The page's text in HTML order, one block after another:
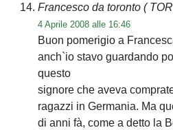
Francesco da toronto (
4 Aprile 2008 alle 16:46
Buon pomerigio a
anch`io stavo guardando
questo
signore che aveva
ragazzi in Germania. Ma
di anni fà, come a detto la